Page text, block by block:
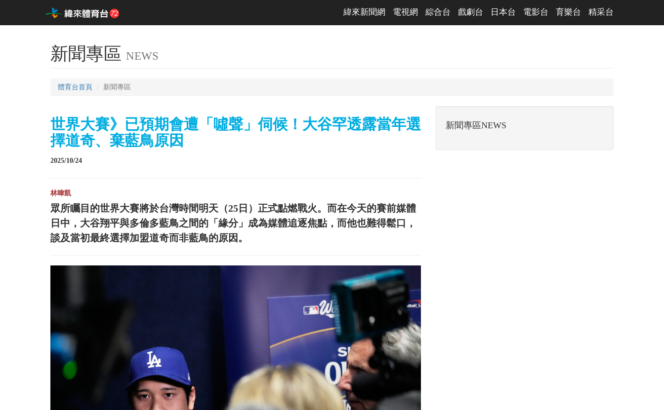
緯來新聞網 電視網 綜合台 戲劇台 日本台 電影台 育樂台 精采台
新聞專區 NEWS
體育台首頁 新聞專區
世界大賽》已預期會遭「噓聲」伺候！大谷罕透露當年選
擇道奇、棄藍鳥原因
2025/10/24
林暐凱
眾所矚目的世界大賽將於台灣時間明天（25日）正式點燃戰火。而在今天的賽前媒體
日中，大谷翔平與多倫多藍鳥之間的「緣分」成為媒體追逐焦點，而他也難得鬆口，
談及當初最終選擇加盟道奇而非藍鳥的原因。
新聞專區NEWS